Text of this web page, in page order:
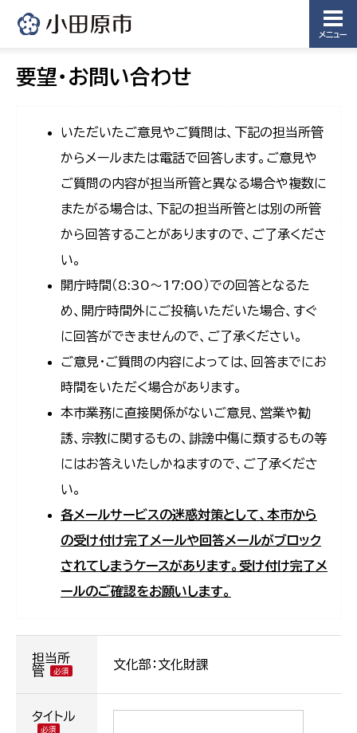
メニュー
要望・お問い合わせ
いただいたご意見やご質問は、下記の担当所管
からメールまたは電話で回答します。ご意見や
ご質問の内容が担当所管と異なる場合や複数に
またがる場合は、下記の担当所管とは別の所管
から回答することがありますので、ご了承くださ
い。
開庁時間（8:30〜17:00）での回答となるた
め、開庁時間外にご投稿いただいた場合、すぐ
に回答ができませんので、ご了承ください。
ご意見・ご質問の内容によっては、回答までにお
時間をいただく場合があります。
本市業務に直接関係がないご意見、営業や勧
誘、宗教に関するもの、誹謗中傷に類するもの等
にはお答えいたしかねますので、ご了承くださ
い。
各メールサービスの迷惑対策として、本市から
の受け付け完了メールや回答メールがブロック
されてしまうケースがあります。受け付け完了メ
ールのご確認をお願いします。
担当所
管
文化部：文化財課
タイトル